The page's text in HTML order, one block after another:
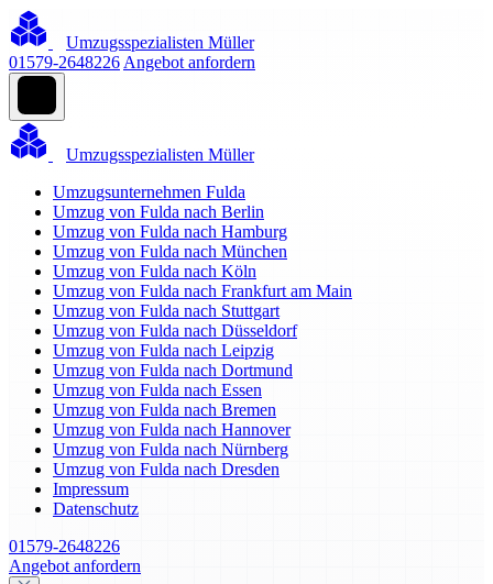
Umzugsspezialisten Müller
01579-2648226 Angebot anfordern
Umzugsspezialisten Müller
Umzugsunternehmen Fulda
Umzug von Fulda nach Berlin
Umzug von Fulda nach Hamburg
Umzug von Fulda nach München
Umzug von Fulda nach Köln
Umzug von Fulda nach Frankfurt am Main
Umzug von Fulda nach Stuttgart
Umzug von Fulda nach Düsseldorf
Umzug von Fulda nach Leipzig
Umzug von Fulda nach Dortmund
Umzug von Fulda nach Essen
Umzug von Fulda nach Bremen
Umzug von Fulda nach Hannover
Umzug von Fulda nach Nürnberg
Umzug von Fulda nach Dresden
Impressum
Datenschutz
01579-2648226
Angebot anfordern